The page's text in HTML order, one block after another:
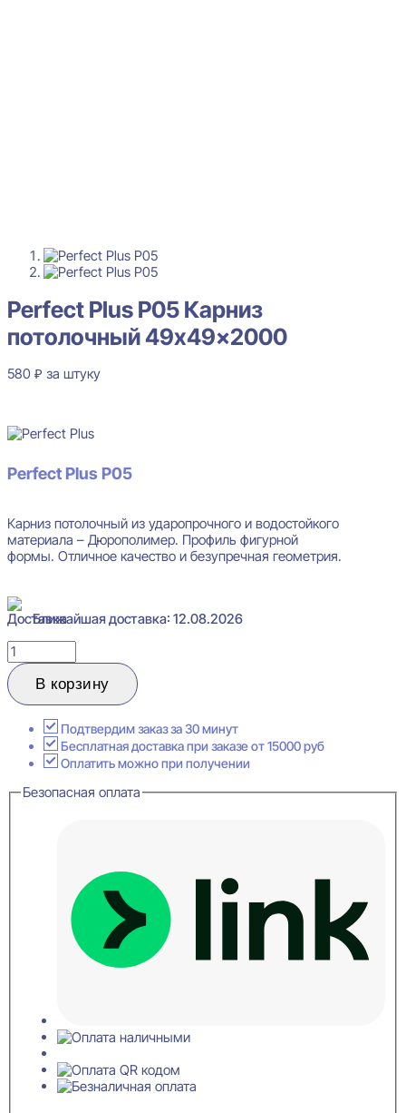
Perfect Plus P05 Карниз
потолочный 49x49x2000
580 ₽ за штуку
Perfect Plus P05
Карниз потолочный из ударопрочного и водостойкого
материала – Дюрополимер. Профиль фигурной
формы. Отличное качество и безупречная геометрия.
Ближайшая доставка: 12.08.2026
Количество
товара
Perfect
Plus
Карниз
потолочный
49x49x2000
В корзину
Подтвердим заказ за 30 минут
Бесплатная доставка при заказе от 15000 руб
Оплатить можно при получении
Безопасная оплата